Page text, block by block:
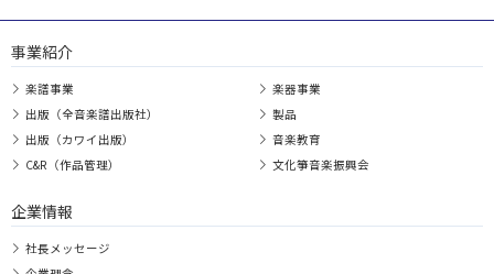
事業紹介
楽譜事業
出版（全音楽譜出版社）
出版（カワイ出版）
C&R（作品管理）
楽器事業
製品
音楽教育
文化箏音楽振興会
企業情報
社長メッセージ